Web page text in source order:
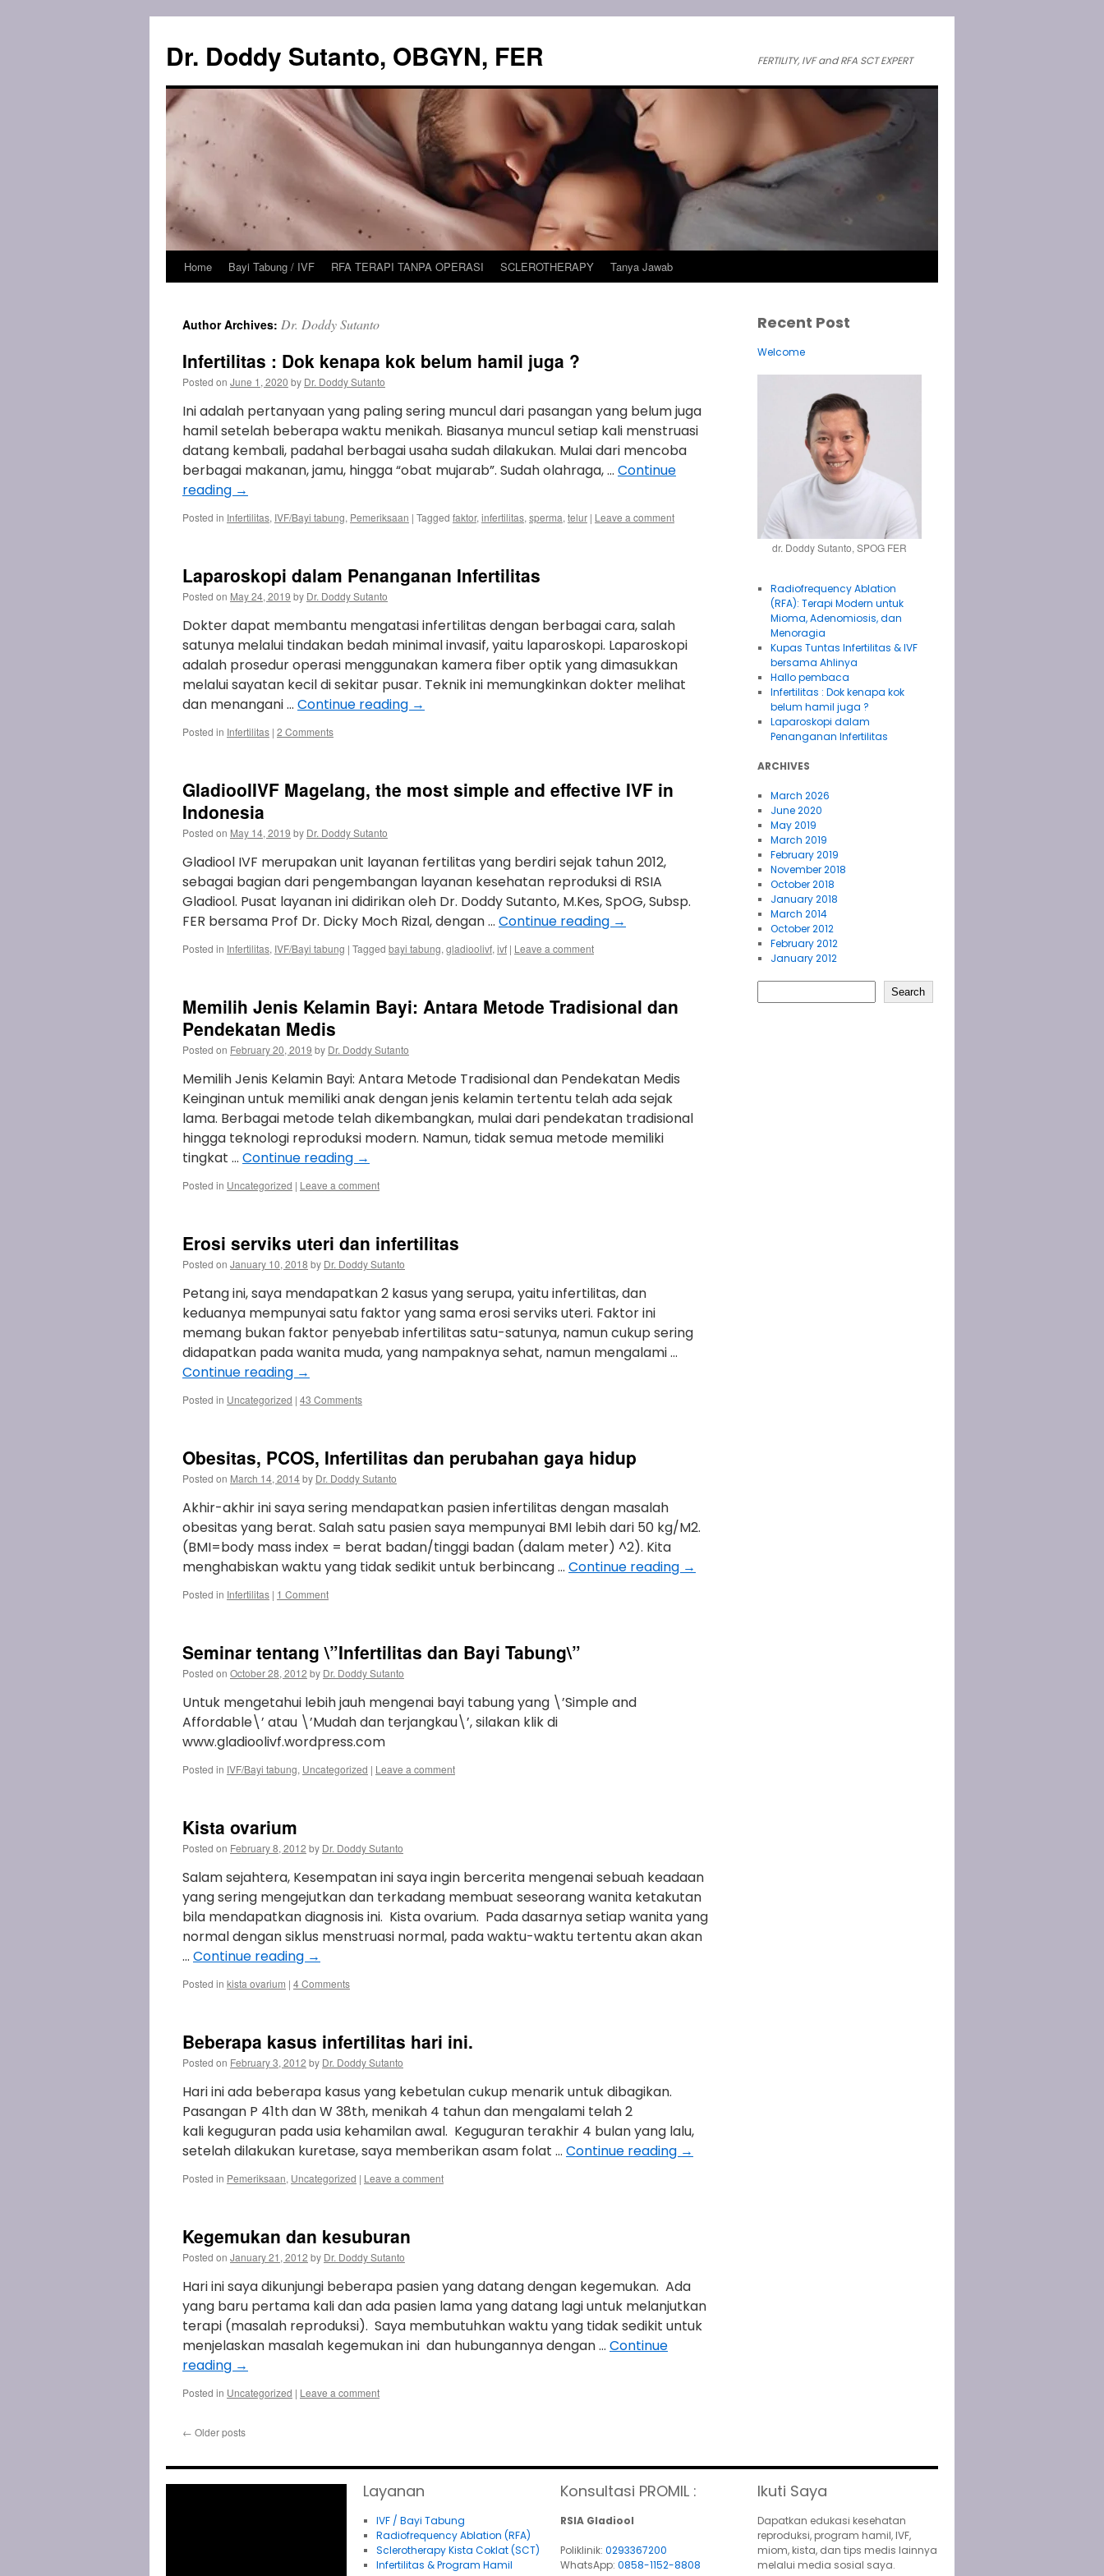
content
Dr. Doddy Sutanto, OBGYN, FER FERTILITY, IVF and RFA SCT EXPERT
Home Bayi Tabung / IVF RFA TERAPI TANPA OPERASI SCLEROTHERAPY Tanya Jawab
Author Archives: Dr. Doddy Sutanto
Infertilitas : Dok kenapa kok belum hamil juga ?
Posted on June 1, 2020 by Dr. Doddy Sutanto
Ini adalah pertanyaan yang paling sering muncul dari pasangan yang belum juga
hamil setelah beberapa waktu menikah. Biasanya muncul setiap kali menstruasi
datang kembali, padahal berbagai usaha sudah dilakukan. Mulai dari mencoba
berbagai makanan, jamu, hingga “obat mujarab”. Sudah olahraga, … Continue
reading →
Posted in Infertilitas, IVF/Bayi tabung, Pemeriksaan | Tagged faktor, infertilitas, sperma, telur | Leave a comment
Laparoskopi dalam Penanganan Infertilitas
Posted on May 24, 2019 by Dr. Doddy Sutanto
Dokter dapat membantu mengatasi infertilitas dengan berbagai cara, salah
satunya melalui tindakan bedah minimal invasif, yaitu laparoskopi. Laparoskopi
adalah prosedur operasi menggunakan kamera fiber optik yang dimasukkan
melalui sayatan kecil di sekitar pusar. Teknik ini memungkinkan dokter melihat
dan menangani … Continue reading →
Posted in Infertilitas | 2 Comments
GladioolIVF Magelang, the most simple and effective IVF in
Indonesia
Posted on May 14, 2019 by Dr. Doddy Sutanto
Gladiool IVF merupakan unit layanan fertilitas yang berdiri sejak tahun 2012,
sebagai bagian dari pengembangan layanan kesehatan reproduksi di RSIA
Gladiool. Pusat layanan ini didirikan oleh Dr. Doddy Sutanto, M.Kes, SpOG, Subsp.
FER bersama Prof Dr. Dicky Moch Rizal, dengan … Continue reading →
Posted in Infertilitas, IVF/Bayi tabung | Tagged bayi tabung, gladioolivf, ivf | Leave a comment
Memilih Jenis Kelamin Bayi: Antara Metode Tradisional dan
Pendekatan Medis
Posted on February 20, 2019 by Dr. Doddy Sutanto
Memilih Jenis Kelamin Bayi: Antara Metode Tradisional dan Pendekatan Medis
Keinginan untuk memiliki anak dengan jenis kelamin tertentu telah ada sejak
lama. Berbagai metode telah dikembangkan, mulai dari pendekatan tradisional
hingga teknologi reproduksi modern. Namun, tidak semua metode memiliki
tingkat … Continue reading →
Posted in Uncategorized | Leave a comment
Erosi serviks uteri dan infertilitas
Posted on January 10, 2018 by Dr. Doddy Sutanto
Petang ini, saya mendapatkan 2 kasus yang serupa, yaitu infertilitas, dan
keduanya mempunyai satu faktor yang sama erosi serviks uteri. Faktor ini
memang bukan faktor penyebab infertilitas satu-satunya, namun cukup sering
didapatkan pada wanita muda, yang nampaknya sehat, namun mengalami …
Continue reading →
Posted in Uncategorized | 43 Comments
Obesitas, PCOS, Infertilitas dan perubahan gaya hidup
Posted on March 14, 2014by Dr. Doddy Sutanto
Akhir-akhir ini saya sering mendapatkan pasien infertilitas dengan masalah
obesitas yang berat. Salah satu pasien saya mempunyai BMI lebih dari 50 kg/M2.
(BMI=body mass index = berat badan/tinggi badan (dalam meter) ^2). Kita
menghabiskan waktu yang tidak sedikit untuk berbincang … Continue reading →
Posted in Infertilitas | 1 Comment
Seminar tentang \”Infertilitas dan Bayi Tabung\”
Posted on October 28, 2012 by Dr. Doddy Sutanto
Untuk mengetahui lebih jauh mengenai bayi tabung yang \’Simple and
Affordable\’ atau \’Mudah dan terjangkau\’, silakan klik di
www.gladioolivf.wordpress.com
Posted in IVF/Bayi tabung, Uncategorized | Leave a comment
Kista ovarium
Posted on February 8, 2012 by Dr. Doddy Sutanto
Salam sejahtera, Kesempatan ini saya ingin bercerita mengenai sebuah keadaan
yang sering mengejutkan dan terkadang membuat seseorang wanita ketakutan
bila mendapatkan diagnosis ini. Kista ovarium. Pada dasarnya setiap wanita yang
normal dengan siklus menstruasi normal, pada waktu-waktu tertentu akan akan
… Continue reading →
Posted in kista ovarium | 4 Comments
Beberapa kasus infertilitas hari ini.
Posted on February 3, 2012 by Dr. Doddy Sutanto
Hari ini ada beberapa kasus yang kebetulan cukup menarik untuk dibagikan.
Pasangan P 41th dan W 38th, menikah 4 tahun dan mengalami telah 2
kali keguguran pada usia kehamilan awal. Keguguran terakhir 4 bulan yang lalu,
setelah dilakukan kuretase, saya memberikan asam folat … Continue reading →
Posted in Pemeriksaan, Uncategorized | Leave a comment
Kegemukan dan kesuburan
Posted on January 21, 2012 by Dr. Doddy Sutanto
Hari ini saya dikunjungi beberapa pasien yang datang dengan kegemukan. Ada
yang baru pertama kali dan ada pasien lama yang datang lagi untuk melanjutkan
terapi (masalah reproduksi). Saya membutuhkan waktu yang tidak sedikit untuk
menjelaskan masalah kegemukan ini dan hubungannya dengan … Continue
reading →
Posted in Uncategorized | Leave a comment
← Older posts
Recent Post
Welcome
dr. Doddy Sutanto, SPOG FER
Radiofrequency Ablation
(RFA): Terapi Modern untuk
Mioma, Adenomiosis, dan
Menoragia
Kupas Tuntas Infertilitas & IVF
bersama Ahlinya
Hallo pembaca
Infertilitas : Dok kenapa kok
belum hamil juga ?
Laparoskopi dalam
Penanganan Infertilitas
ARCHIVES
March 2026
June 2020
May 2019
March 2019
February 2019
November 2018
October 2018
January 2018
March 2014
October 2012
February 2012
January 2012
Search
Layanan
IVF / Bayi Tabung
Radiofrequency Ablation (RFA)
Sclerotherapy Kista Coklat (SCT)
Infertilitas & Program Hamil
Konsultasi PROMIL :
RSIA Gladiool
Poliklinik: 0293367200
WhatsApp: 0858-1152-8808
Ikuti Saya
Dapatkan edukasi kesehatan
reproduksi, program hamil, IVF,
miom, kista, dan tips medis lainnya
melalui media sosial saya.